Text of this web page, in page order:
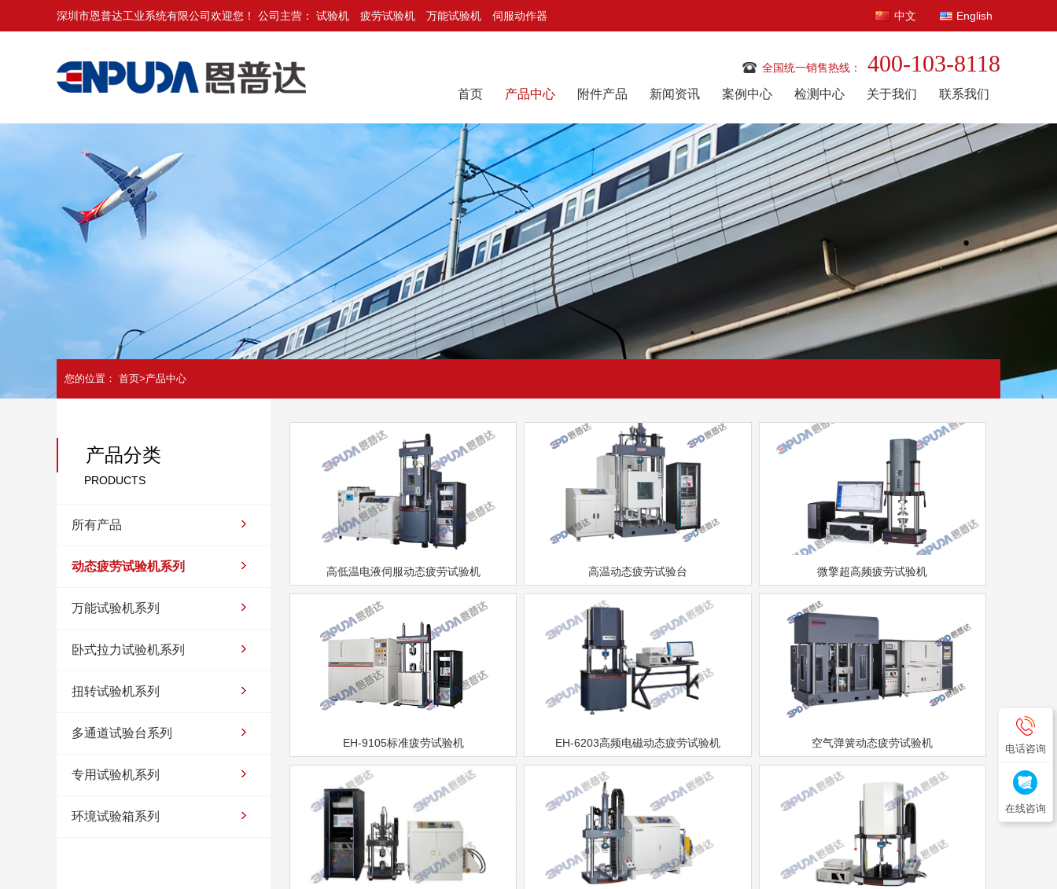
深圳市恩普达工业系统有限公司欢迎您！ 公司主营： 试验机 疲劳试验机 万能试验机 伺服动作器 中文 English
400-103-8118
全国统一销售热线：
首页 产品中心 附件产品 新闻资讯 案例中心 检测中心 关于我们 联系我们
您的位置： 首页>产品中心
产品分类
PRODUCTS
所有产品
动态疲劳试验机系列
万能试验机系列
卧式拉力试验机系列
扭转试验机系列
多通道试验台系列
专用试验机系列
环境试验箱系列
高低温电液伺服动态疲劳试验机 高温动态疲劳试验台 微擎超高频疲劳试验机
EH-9105标准疲劳试验机 EH-6203高频电磁动态疲劳试验机 空气弹簧动态疲劳试验机 电话咨询
在线咨询